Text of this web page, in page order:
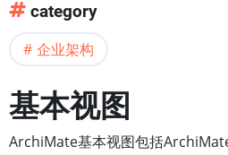
category
企业架构
基本视图
ArchiMate基本视图包括